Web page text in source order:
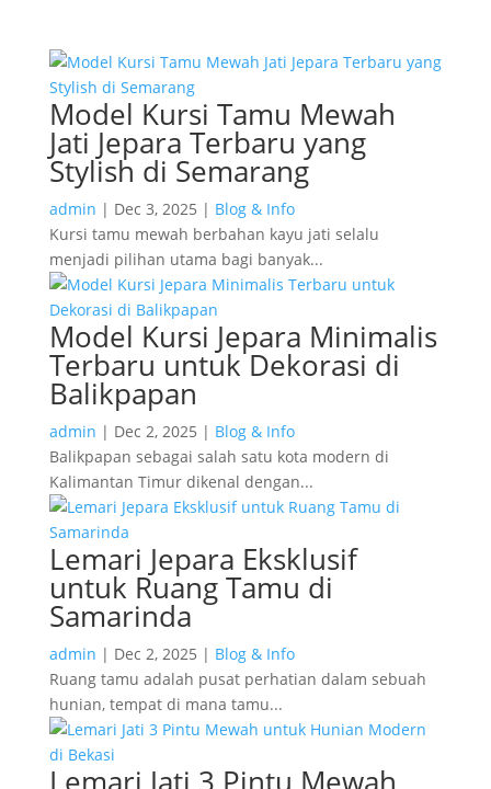
Model Kursi Tamu Mewah
Jati Jepara Terbaru yang
Stylish di Semarang
admin | Dec 3, 2025 | Blog & Info
Kursi tamu mewah berbahan kayu jati selalu
menjadi pilihan utama bagi banyak...
Model Kursi Jepara Minimalis
Terbaru untuk Dekorasi di
Balikpapan
admin | Dec 2, 2025 | Blog & Info
Balikpapan sebagai salah satu kota modern di
Kalimantan Timur dikenal dengan...
Lemari Jepara Eksklusif
untuk Ruang Tamu di
Samarinda
admin | Dec 2, 2025 | Blog & Info
Ruang tamu adalah pusat perhatian dalam sebuah
hunian, tempat di mana tamu...